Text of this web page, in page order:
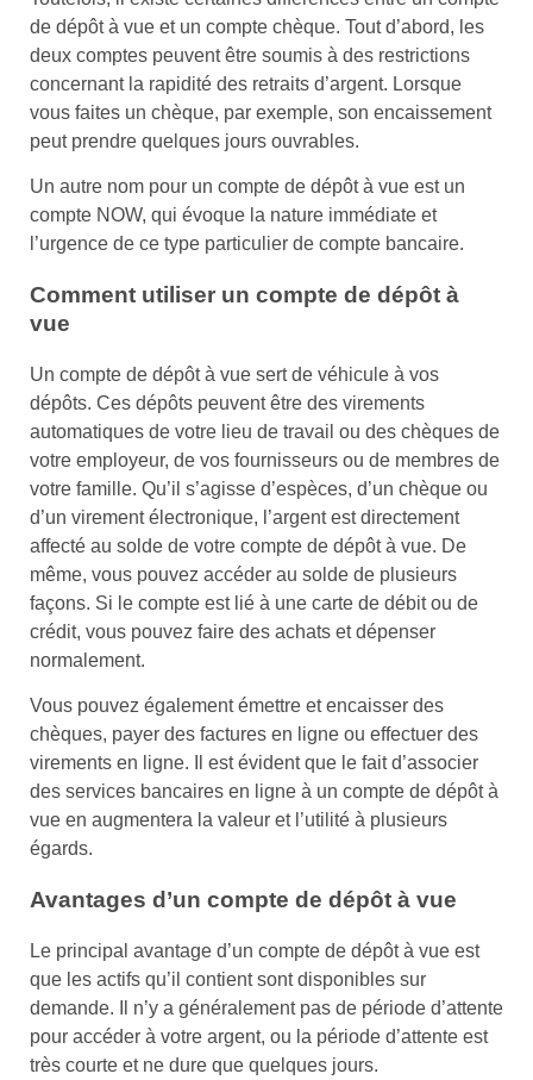
de dépôt à vue et un compte chèque. Tout d’abord, les
deux comptes peuvent être soumis à des restrictions
concernant la rapidité des retraits d’argent. Lorsque
vous faites un chèque, par exemple, son encaissement
peut prendre quelques jours ouvrables.
Un autre nom pour un compte de dépôt à vue est un
compte NOW, qui évoque la nature immédiate et
l’urgence de ce type particulier de compte bancaire.
Comment utiliser un compte de dépôt à
vue
Un compte de dépôt à vue sert de véhicule à vos
dépôts. Ces dépôts peuvent être des virements
automatiques de votre lieu de travail ou des chèques de
votre employeur, de vos fournisseurs ou de membres de
votre famille. Qu’il s’agisse d’espèces, d’un chèque ou
d’un virement électronique, l’argent est directement
affecté au solde de votre compte de dépôt à vue. De
même, vous pouvez accéder au solde de plusieurs
façons. Si le compte est lié à une carte de débit ou de
crédit, vous pouvez faire des achats et dépenser
normalement.
Vous pouvez également émettre et encaisser des
chèques, payer des factures en ligne ou effectuer des
virements en ligne. Il est évident que le fait d’associer
des services bancaires en ligne à un compte de dépôt à
vue en augmentera la valeur et l’utilité à plusieurs
égards.
Avantages d’un compte de dépôt à vue
Le principal avantage d’un compte de dépôt à vue est
que les actifs qu’il contient sont disponibles sur
demande. Il n’y a généralement pas de période d’attente
pour accéder à votre argent, ou la période d’attente est
très courte et ne dure que quelques jours.